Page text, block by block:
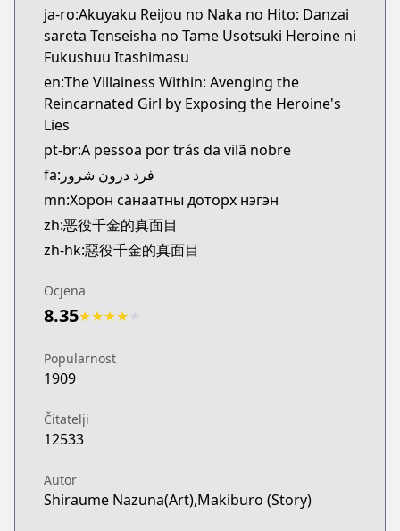
ja-ro:Akuyaku Reijou no Naka no Hito: Danzai
sareta Tenseisha no Tame Usotsuki Heroine ni
Fukushuu Itashimasu
en:The Villainess Within: Avenging the
Reincarnated Girl by Exposing the Heroine's
Lies
pt-br:A pessoa por trás da vilã nobre
fa:فرد درون شرور
mn:Хорон санаатны доторх нэгэн
zh:恶役千金的真面目
zh-hk:惡役千金的真面目
Ocjena
8.35★★★★
Popularnost
1909
Čitatelji
12533
Autor
Shiraume Nazuna(Art),Makiburo (Story)